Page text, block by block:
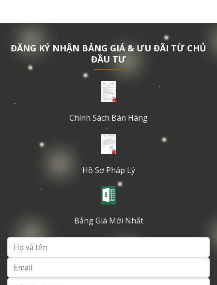
ĐĂNG KÝ NHẬN BẢNG GIÁ & ƯU ĐÃI TỪ CHỦ
ĐẦU TƯ
Chính Sách Bán Hàng
Hồ Sơ Pháp Lý
Bảng Giá Mới Nhất